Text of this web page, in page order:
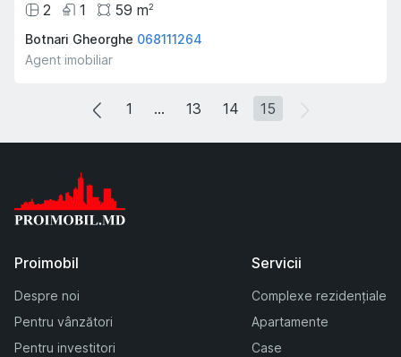
2
1 59 m2
Botnari Gheorghe 068111264
Agent imobiliar
1 ... 13 14 15
Proimobil
Despre noi
Pentru vânzători
Pentru investitori
Servicii
Complexe rezidențiale
Apartamente
Case